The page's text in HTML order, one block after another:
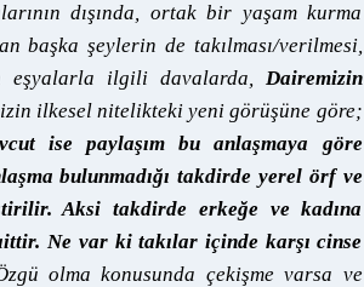
dışında, ortak bir yaşam kurma
başka şeylerin de takılması/verilmesi,
eşyalarla ilgili davalarda, Dairemizin
ilkesel nitelikteki yeni görüşüne göre;
ise paylaşım bu anlaşmaya göre
bulunmadığı takdirde yerel örf ve
Aksi takdirde erkeğe ve kadına
Ne var ki takılar içinde karşı cinse
olma konusunda çekişme varsa ve